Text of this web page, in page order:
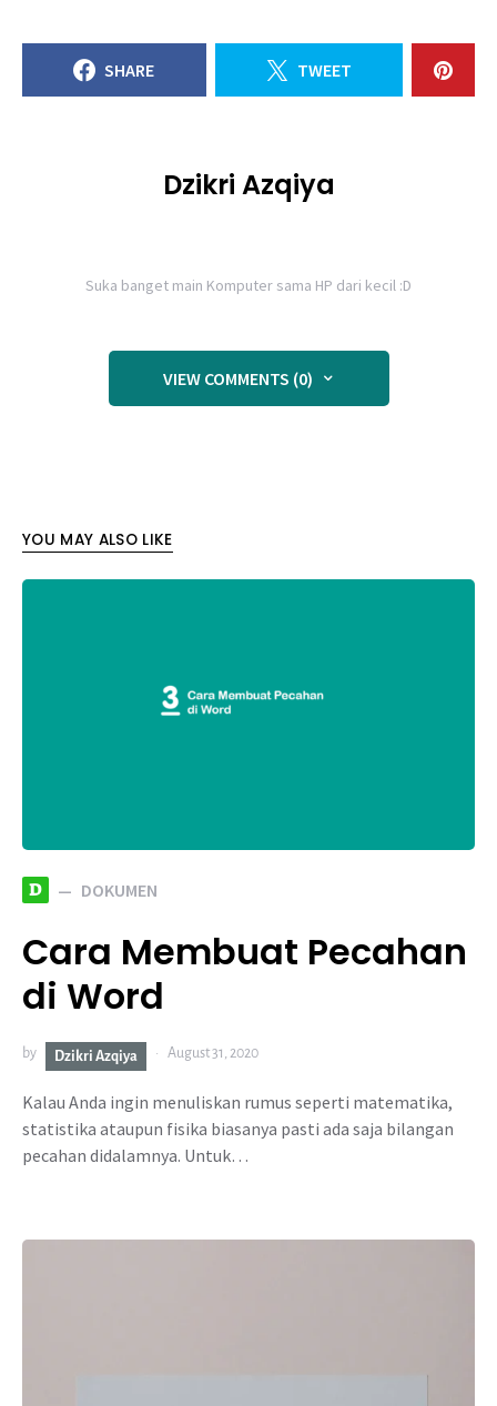
SHARE TWEET
Dzikri Azqiya
Suka banget main Komputer sama HP dari kecil :D
VIEW COMMENTS (0)
YOU MAY ALSO LIKE
D DOKUMEN
Cara Membuat Pecahan
di Word
by Dzikri Azqiya August 31, 2020
Kalau Anda ingin menuliskan rumus seperti matematika,
statistika ataupun fisika biasanya pasti ada saja bilangan
pecahan didalamnya. Untuk…